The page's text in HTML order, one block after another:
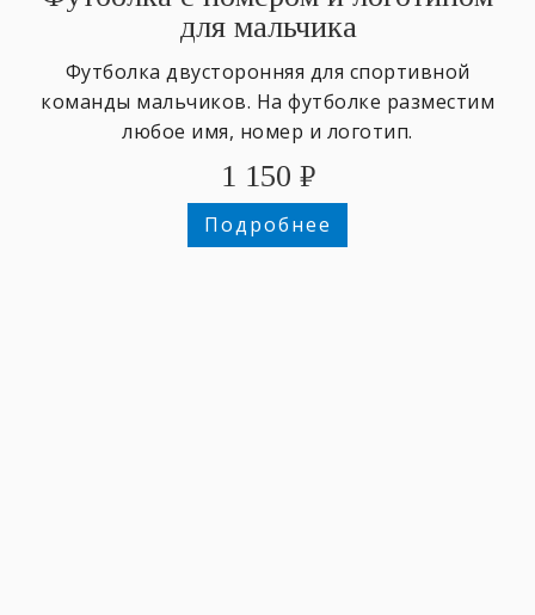
для мальчика
Футболка двусторонняя для спортивной
команды мальчиков. На футболке разместим
любое имя, номер и логотип.
1 150 ₽
Подробнее